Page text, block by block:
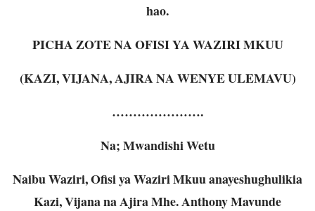
hao.
PICHA ZOTE NA OFISI YA WAZIRI MKUU
(KAZI, VIJANA, AJIRA NA WENYE ULEMAVU)
………………….
Na; Mwandishi Wetu
Naibu Waziri, Ofisi ya Waziri Mkuu anayeshughulikia
Kazi, Vijana na Ajira Mhe. Anthony Mavunde